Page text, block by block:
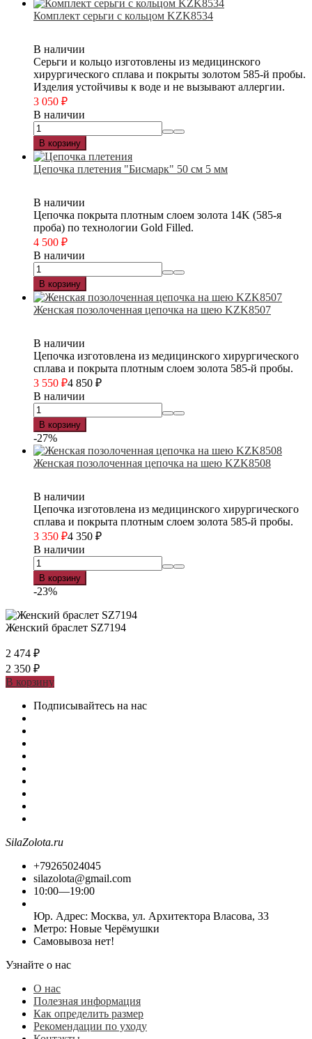
Комплект серьги с кольцом KZK8534
В наличии
Серьги и кольцо изготовлены из медицинского
хирургического сплава и покрыты золотом 585-й пробы.
Изделия устойчивы к воде и не вызывают аллергии.
3 050 ₽
В наличии
В корзину
Цепочка плетения "Бисмарк" 50 см 5 мм
В наличии
Цепочка покрыта плотным слоем золота 14K (585-я
проба) по технологии Gold Filled.
4 500 ₽
В наличии
В корзину
Женская позолоченная цепочка на шею KZK8507
В наличии
Цепочка изготовлена из медицинского хирургического
сплава и покрыта плотным слоем золота 585-й пробы.
3 550 ₽4 850 ₽
В наличии
В корзину
-27%
Женская позолоченная цепочка на шею KZK8508
В наличии
Цепочка изготовлена из медицинского хирургического
сплава и покрыта плотным слоем золота 585-й пробы.
3 350 ₽4 350 ₽
В наличии
В корзину
-23%
Женский браслет SZ7194
2 474 ₽
2 350 ₽
В корзину
Подписывайтесь на нас
SilaZolota.ru
+79265024045
silazolota@gmail.com
10:00—19:00
Юр. Адреc: Москва, ул. Архитектора Власова, 33
Метро: Новые Черёмушки
Самовывоза нет!
Узнайте о нас
О нас
Полезная информация
Как определить размер
Рекомендации по уходу